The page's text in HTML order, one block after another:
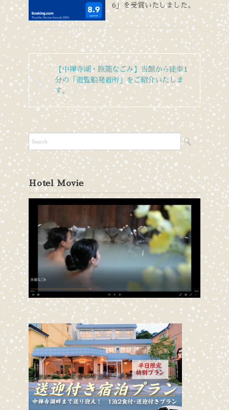
6」を受賞いたしました。
【中禅寺湖・旅籠なごみ】当館から徒歩1
分の「遊覧船発着所」をご紹介いたしま
す。
Hotel Movie